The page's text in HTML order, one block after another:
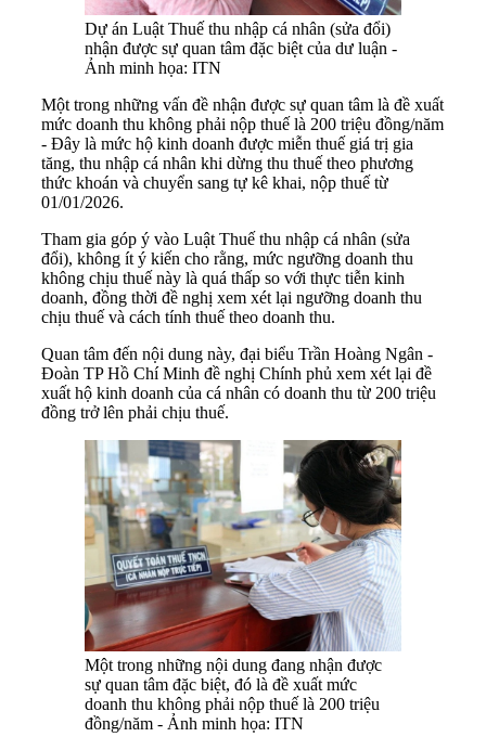
Dự án Luật Thuế thu nhập cá nhân (sửa đổi)
nhận được sự quan tâm đặc biệt của dư luận -
Ảnh minh họa: ITN
Một trong những vấn đề nhận được sự quan tâm là đề xuất
mức doanh thu không phải nộp thuế là 200 triệu đồng/năm
- Đây là mức hộ kinh doanh được miễn thuế giá trị gia
tăng, thu nhập cá nhân khi dừng thu thuế theo phương
thức khoán và chuyển sang tự kê khai, nộp thuế từ
01/01/2026.
Tham gia góp ý vào Luật Thuế thu nhập cá nhân (sửa
đổi), không ít ý kiến cho rằng, mức ngưỡng doanh thu
không chịu thuế này là quá thấp so với thực tiễn kinh
doanh, đồng thời đề nghị xem xét lại ngưỡng doanh thu
chịu thuế và cách tính thuế theo doanh thu.
Quan tâm đến nội dung này, đại biểu Trần Hoàng Ngân -
Đoàn TP Hồ Chí Minh đề nghị Chính phủ xem xét lại đề
xuất hộ kinh doanh của cá nhân có doanh thu từ 200 triệu
đồng trở lên phải chịu thuế.
Một trong những nội dung đang nhận được
sự quan tâm đặc biệt, đó là đề xuất mức
doanh thu không phải nộp thuế là 200 triệu
đồng/năm - Ảnh minh họa: ITN